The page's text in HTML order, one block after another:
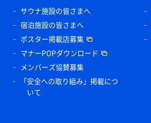
サウナ施設の皆さまへ
宿泊施設の皆さまへ
ポスター掲載店募集
マナーPOPダウンロード
メンバーズ協賛募集
「安全への取り組み」掲載につ
いて